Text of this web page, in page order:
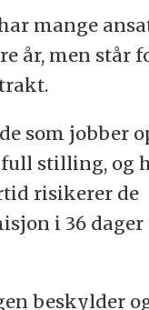
mange
år, men står
som jobber
stilling, og
risikerer de
i 36
beskylder